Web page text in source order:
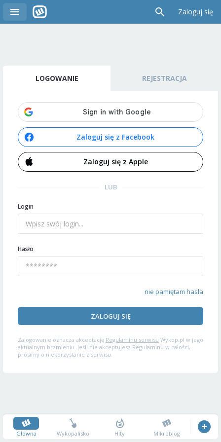
Zaloguj się
LOGOWANIE REJESTRACJA
Zaloguj się z Facebook
Zaloguj się z Apple
LUB
Login
Hasło
nie pamiętam hasła
ZALOGUJ SIĘ
Zalogowanie oznacza akceptację Regulaminu serwisu Wykop.pl w jego
aktualnym brzmieniu. Jeśli nie akceptujesz Regulaminu w całości,
prosimy o niekorzystanie z serwisu.
Główna Wykopalisko Hity Mikroblog